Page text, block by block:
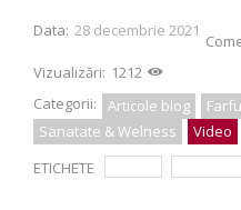
Data: 28 decembrie 2021
Vizualizări: 1212
Categorii:
Articole blog
Sanatate & Welness
Video
ETICHETE